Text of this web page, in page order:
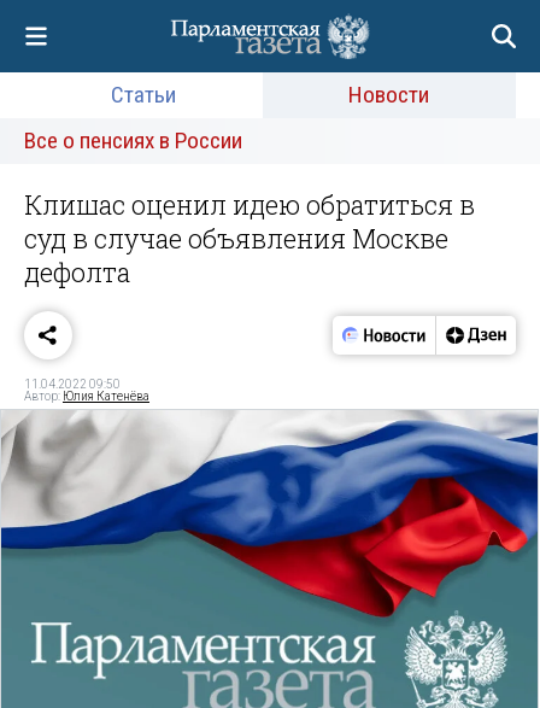
Статьи
Новости
Все о пенсиях в России
Клишас оценил идею обратиться в
суд в случае объявления Москве
дефолта
11.04.2022 09:50
Автор: Юлия Катенёва